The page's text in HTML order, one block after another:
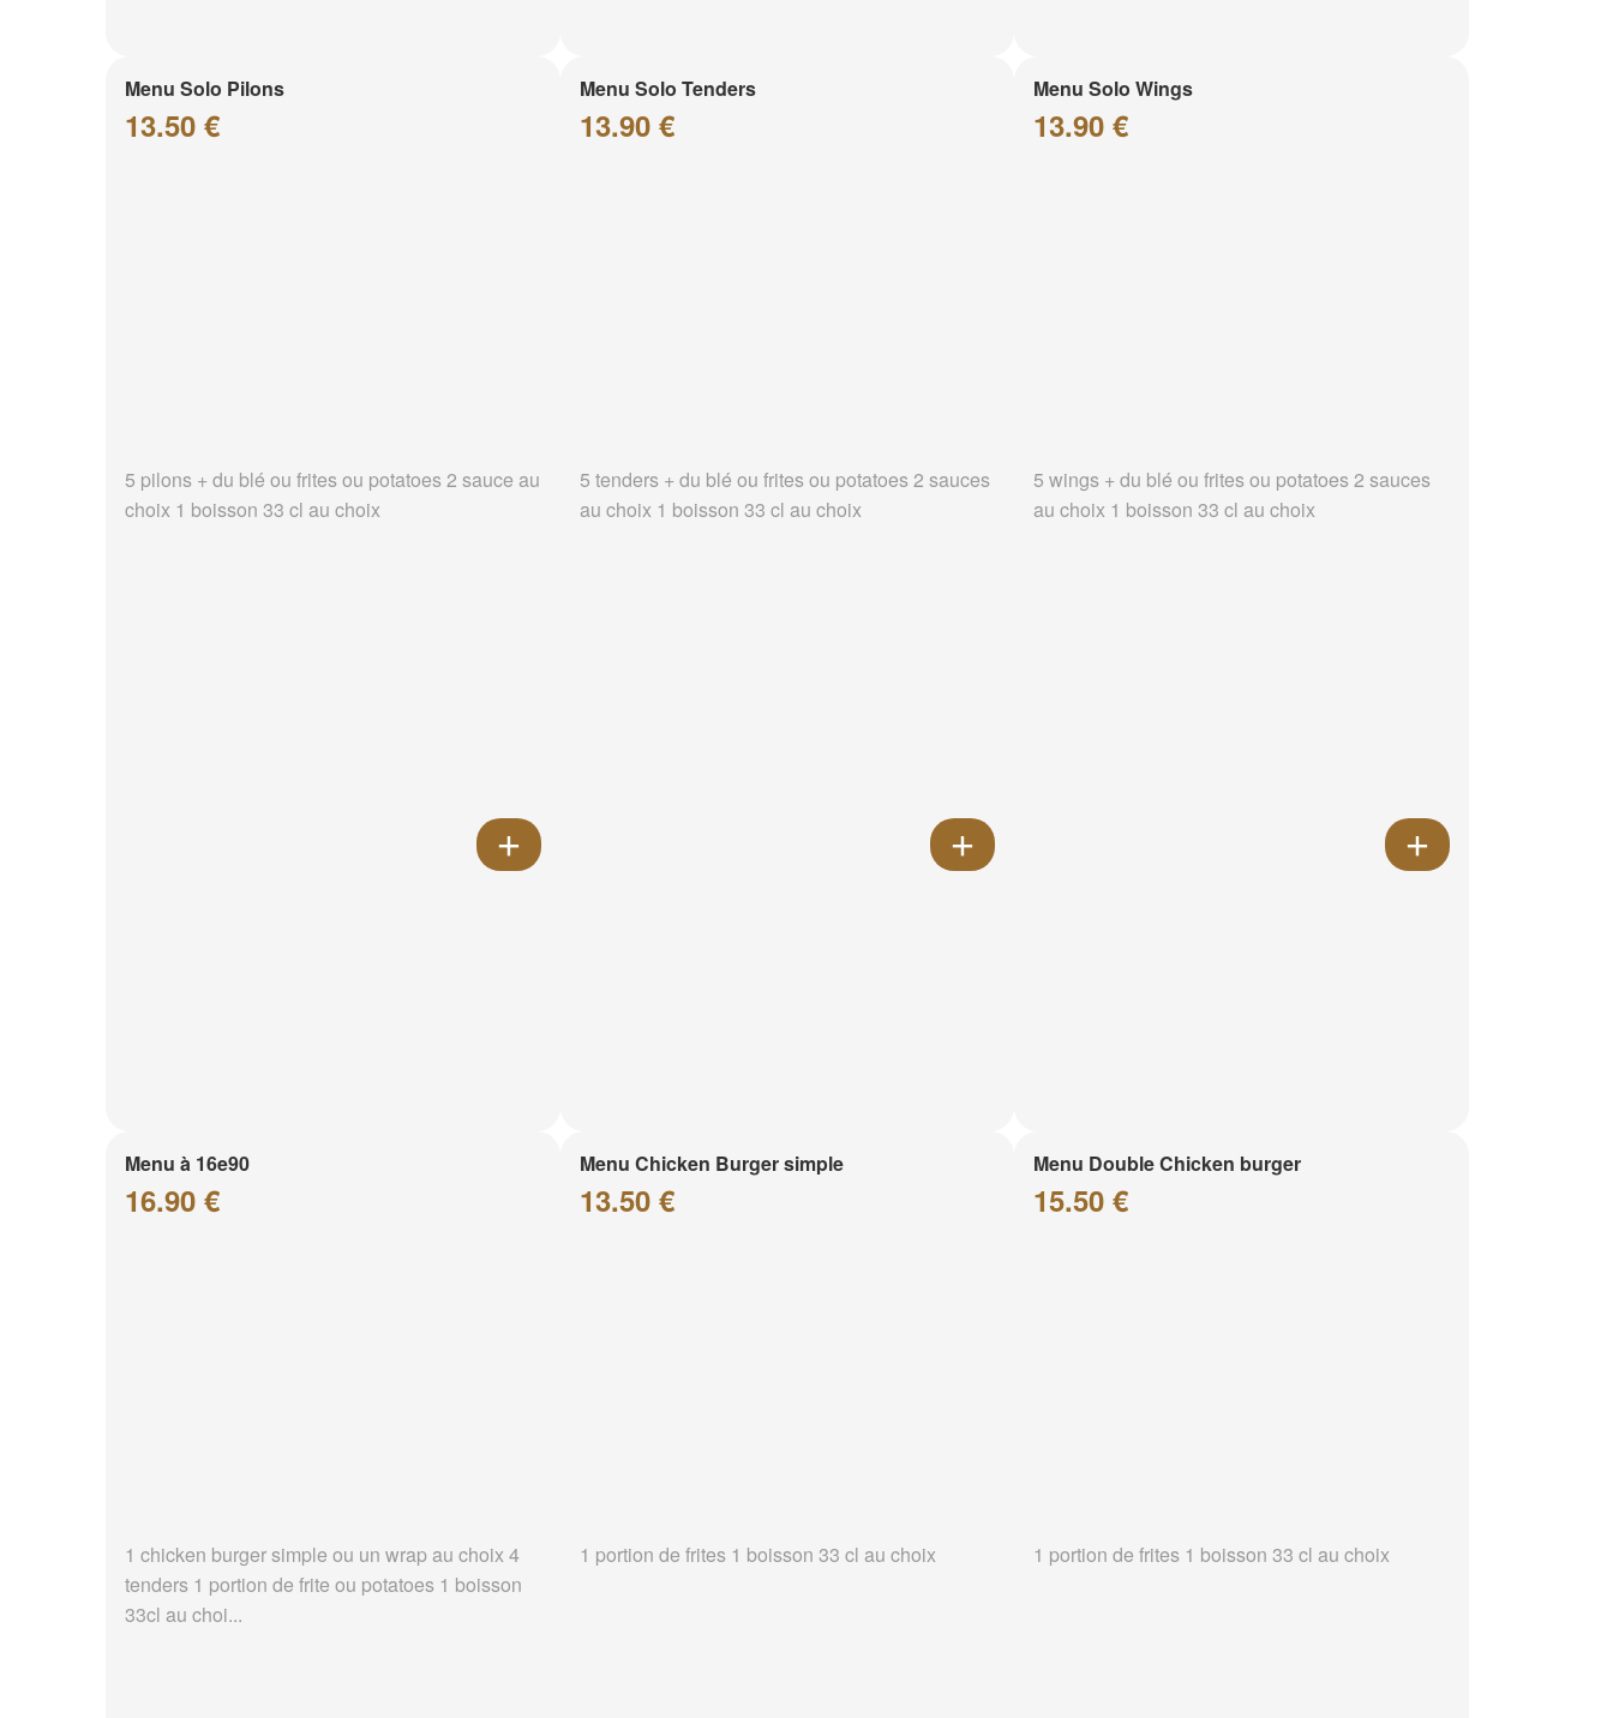
Menu Solo Pilons
13.50 €
5 pilons + du blé ou frites ou potatoes 2 sauce au
choix 1 boisson 33 cl au choix
Menu Solo Tenders
13.90 €
5 tenders + du blé ou frites ou potatoes 2 sauces
au choix 1 boisson 33 cl au choix
Menu Solo Wings
13.90 €
5 wings + du blé ou frites ou potatoes 2 sauces
au choix 1 boisson 33 cl au choix
Menu à 16e90
16.90 €
1 chicken burger simple ou un wrap au choix 4
tenders 1 portion de frite ou potatoes 1 boisson
33cl au choi...
Menu Chicken Burger simple
13.50 €
1 portion de frites 1 boisson 33 cl au choix
Menu Double Chicken burger
15.50 €
1 portion de frites 1 boisson 33 cl au choix